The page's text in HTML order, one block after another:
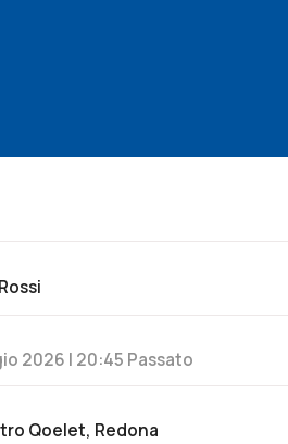
2026 | 20:45 Passato
Qoelet, Redona